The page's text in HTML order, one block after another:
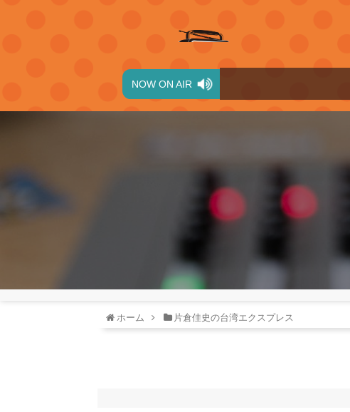
NOW ON AIR
ホーム 片倉佳史の台湾エクスプレス